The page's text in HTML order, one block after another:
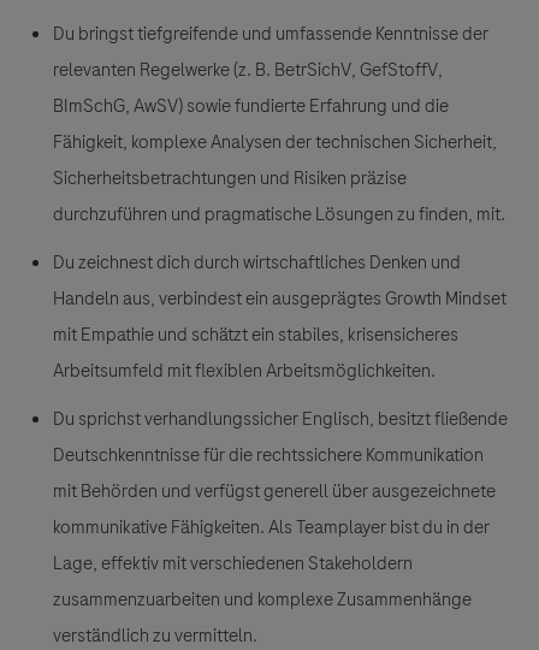
Du bringst tiefgreifende und umfassende Kenntnisse der
relevanten Regelwerke (z. B. BetrSichV, GefStoffV,
BImSchG, AwSV) sowie fundierte Erfahrung und die
Fähigkeit, komplexe Analysen der technischen Sicherheit,
Sicherheitsbetrachtungen und Risiken präzise
durchzuführen und pragmatische Lösungen zu finden, mit.
Du zeichnest dich durch wirtschaftliches Denken und
Handeln aus, verbindest ein ausgeprägtes Growth Mindset
mit Empathie und schätzt ein stabiles, krisensicheres
Arbeitsumfeld mit flexiblen Arbeitsmöglichkeiten.
Du sprichst verhandlungssicher Englisch, besitzt fließende
Deutschkenntnisse für die rechtssichere Kommunikation
mit Behörden und verfügst generell über ausgezeichnete
kommunikative Fähigkeiten. Als Teamplayer bist du in der
Lage, effektiv mit verschiedenen Stakeholdern
zusammenzuarbeiten und komplexe Zusammenhänge
verständlich zu vermitteln.